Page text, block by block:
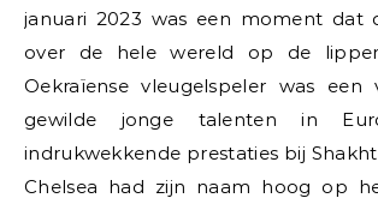
januari 2023 was een moment dat
over de hele wereld op de
Oekraïense vleugelspeler was
gewilde jonge talenten in
indrukwekkende prestaties bij
Chelsea had zijn naam hoog op